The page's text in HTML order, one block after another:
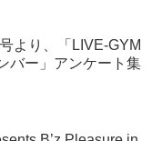
より、「LIVE-GYM
バー」アンケート集